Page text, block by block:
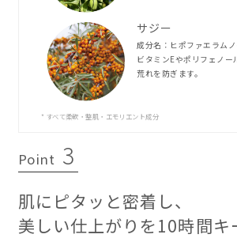
サジー
成分名：ヒポファエラム
ビタミンEやポリフェノー
荒れを防ぎます。
* すべて柔軟・整肌・エモリエント成分
Point 3
肌にピタッと密着し、
美しい仕上がりを10時間キ